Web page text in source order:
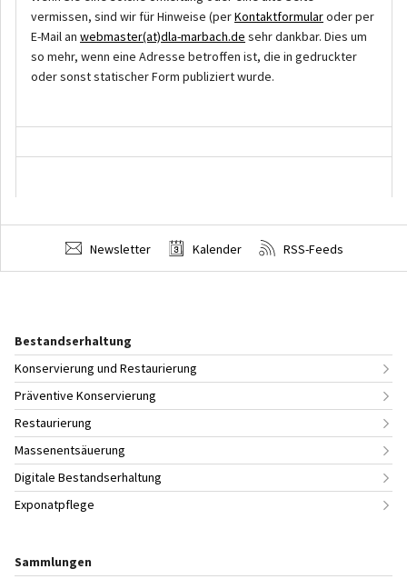
Newsletter Kalender RSS-Feeds
Bestandserhaltung
Konservierung und Restaurierung
Präventive Konservierung
Restaurierung
Massenentsäuerung
Digitale Bestandserhaltung
Exponatpflege
Sammlungen